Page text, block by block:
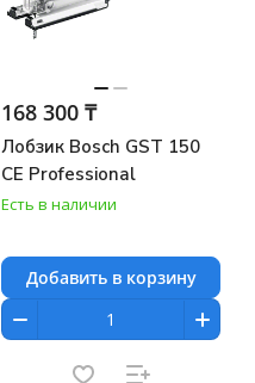
168 300 ₸
Лобзик Bosch GST 150
CE Professional
Есть в наличии
Добавить в корзину